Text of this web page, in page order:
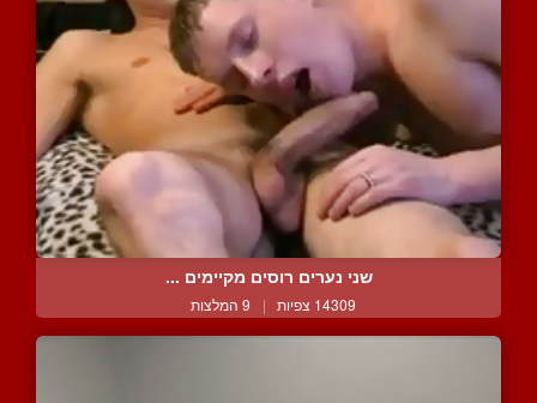
שני נערים רוסים מקיימים ...
14309 צפיות | 9 המלצות